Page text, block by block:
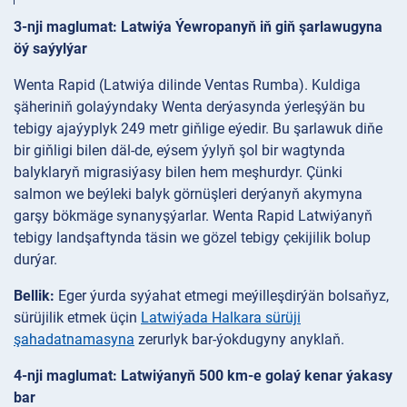
3-nji maglumat: Latwiýa Ýewropanyň iň giň şarlawugyna
öý saýylýar
Wenta Rapid (Latwiýa dilinde Ventas Rumba). Kuldiga
şäheriniň golaýyndaky Wenta derýasynda ýerleşýän bu
tebigy ajaýyplyk 249 metr giňlige eýedir. Bu şarlawuk diňe
bir giňligi bilen däl-de, eýsem ýylyň şol bir wagtynda
balyklaryň migrasiýasy bilen hem meşhurdyr. Çünki
salmon we beýleki balyk görnüşleri derýanyň akymyna
garşy bökmäge synanyşýarlar. Wenta Rapid Latwiýanyň
tebigy landşaftynda täsin we gözel tebigy çekijilik bolup
durýar.
Bellik: Eger ýurda syýahat etmegi meýilleşdirýän bolsaňyz,
sürüjilik etmek üçin Latwiýada Halkara sürüji
şahadatnamasyna zerurlyk bar-ýokdugyny anyklaň.
4-nji maglumat: Latwiýanyň 500 km-e golaý kenar ýakasy
bar